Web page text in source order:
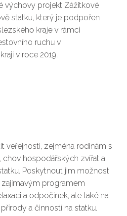
výchovy projekt Zážitkové
statku, který je podpořen
kraje v rámci
ruchu v
v roce 2019.
veřejnosti, zejména rodinám s
chov hospodářských zvířat a
Poskytnout jim možnost
programem
a odpočinek, ale také na
a činností na statku.